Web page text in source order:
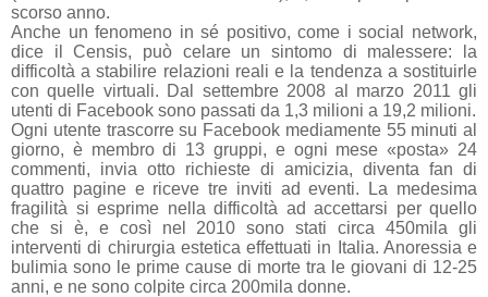
scorso anno.
Anche un fenomeno in sé positivo, come i social network,
dice il Censis, può celare un sintomo di malessere: la
difficoltà a stabilire relazioni reali e la tendenza a sostituirle
con quelle virtuali. Dal settembre 2008 al marzo 2011 gli
utenti di Facebook sono passati da 1,3 milioni a 19,2 milioni.
Ogni utente trascorre su Facebook mediamente 55 minuti al
giorno, è membro di 13 gruppi, e ogni mese «posta» 24
commenti, invia otto richieste di amicizia, diventa fan di
quattro pagine e riceve tre inviti ad eventi. La medesima
fragilità si esprime nella difficoltà ad accettarsi per quello
che si è, e così nel 2010 sono stati circa 450mila gli
interventi di chirurgia estetica effettuati in Italia. Anoressia e
bulimia sono le prime cause di morte tra le giovani di 12-25
anni, e ne sono colpite circa 200mila donne.